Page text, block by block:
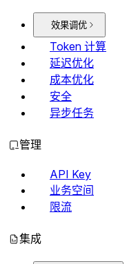
效果调优
Token 计算
延迟优化
成本优化
安全
异步任务
管理
API Key
业务空间
限流
集成